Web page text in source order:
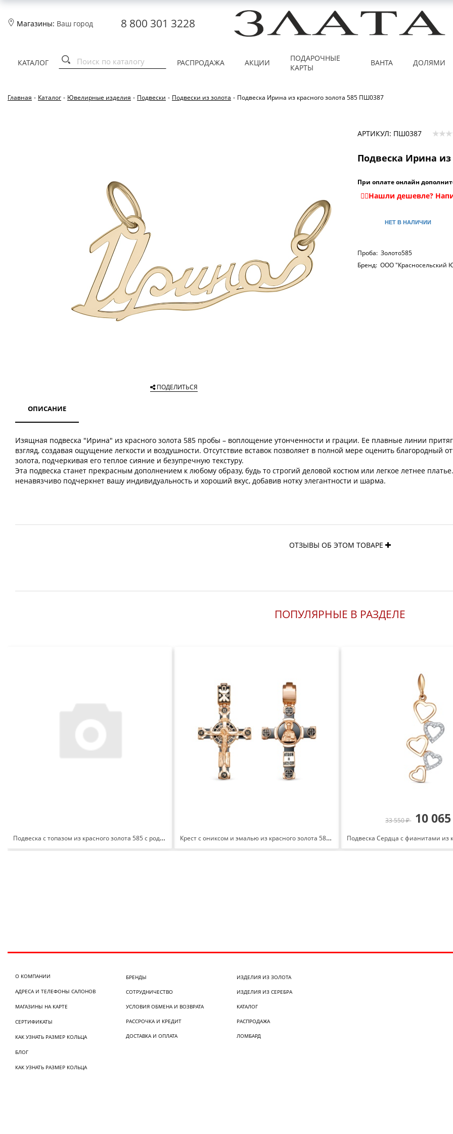
Магазины: Ваш город 8 800 301 3228
КАТАЛОГ РАСПРОДАЖА АКЦИИ
ПОДАРОЧНЫЕ
КАРТЫ
ВАНТА ДОЛЯМИ
Главная - Каталог - Ювелирные изделия - Подвески - Подвески из золота - Подвеска Ирина из красного золота 585 ПШ0387
ПОДЕЛИТЬСЯ
АРТИКУЛ: ПШ0387
Подвеска Ирина из
При оплате онлайн
НЕТ В НАЛИЧИИ
Проба: Золото585
Бренд: ООО "Красносельский
ОПИСАНИЕ
Изящная подвеска "Ирина" из красного золота 585 пробы – воплощение утонченности и грации. Ее плавные линии
взгляд, создавая ощущение легкости и воздушности. Отсутствие вставок позволяет в полной мере оценить благородный
золота, подчеркивая его теплое сияние и безупречную текстуру.
Эта подвеска станет прекрасным дополнением к любому образу, будь то строгий деловой костюм или легкое летнее
ненавязчиво подчеркнет вашу индивидуальность и хороший вкус, добавив нотку элегантности и шарма.
ОТЗЫВЫ ОБ ЭТОМ ТОВАРЕ
ПОПУЛЯРНЫЕ В РАЗДЕЛЕ
Подвеска с топазом из красного золота 585 с родированием 3692008 1 6 1 Крест с ониксом и эмалью из красного золота 585 080043
33 550 ₽ 10
О КОМПАНИИ
АДРЕСА И ТЕЛЕФОНЫ САЛОНОВ
МАГАЗИНЫ НА КАРТЕ
СЕРТИФИКАТЫ
КАК УЗНАТЬ РАЗМЕР КОЛЬЦА
БЛОГ
КАК УЗНАТЬ РАЗМЕР КОЛЬЦА
БРЕНДЫ
СОТРУДНИЧЕСТВО
УСЛОВИЯ ОБМЕНА И ВОЗВРАТА
РАССРОЧКА И КРЕДИТ
ДОСТАВКА И ОПЛАТА
ИЗДЕЛИЯ ИЗ ЗОЛОТА
ИЗДЕЛИЯ ИЗ СЕРЕБРА
КАТАЛОГ
РАСПРОДАЖА
ЛОМБАРД